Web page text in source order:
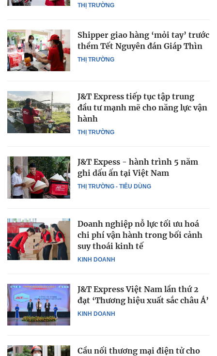
THỊ TRƯỜNG
THỊ TRƯỜNG
Shipper giao hàng ‘mỏi tay’ trước
thềm Tết Nguyên đán Giáp Thìn
THỊ TRƯỜNG
J&T Express tiếp tục tập trung
đầu tư mạnh mẽ cho năng lực vận
hành
THỊ TRƯỜNG - TIÊU DÙNG
J&T Expess - hành trình 5 năm
ghi dấu ấn tại Việt Nam
KINH DOANH
Doanh nghiệp nỗ lực tối ưu hoá
chi phí vận hành trong bối cảnh
suy thoái kinh tế
KINH DOANH
J&T Express Việt Nam lần thứ 2
đạt ‘Thương hiệu xuất sắc châu Á’
Cầu nối thương mại điện tử cho